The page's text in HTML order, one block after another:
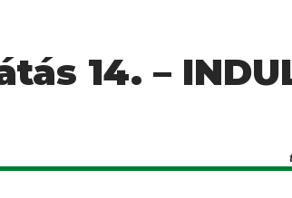
14. –